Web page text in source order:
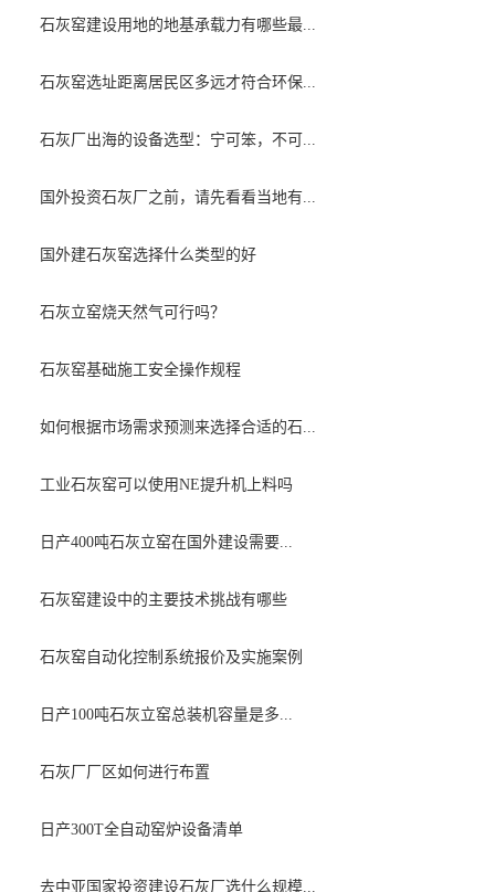
石灰窑建设用地的地基承载力有哪些最...
石灰窑选址距离居民区多远才符合环保...
石灰厂出海的设备选型：宁可笨，不可...
国外投资石灰厂之前，请先看看当地有...
国外建石灰窑选择什么类型的好
石灰立窑烧天然气可行吗？
石灰窑基础施工安全操作规程
如何根据市场需求预测来选择合适的石...
工业石灰窑可以使用NE提升机上料吗
日产400吨石灰立窑在国外建设需要...
石灰窑建设中的主要技术挑战有哪些
石灰窑自动化控制系统报价及实施案例
日产100吨石灰立窑总装机容量是多...
石灰厂厂区如何进行布置
日产300T全自动窑炉设备清单
去中亚国家投资建设石灰厂选什么规模...